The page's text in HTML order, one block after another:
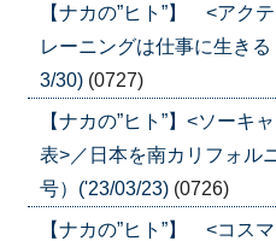
【ナカの”ヒト”】 <アク
レーニングは仕事に生き
3/30) (0727)
【ナカの”ヒト”】<ソー
表>／日本を南カリフォル
号）('23/03/23) (0726)
【ナカの”ヒト”】 <コス